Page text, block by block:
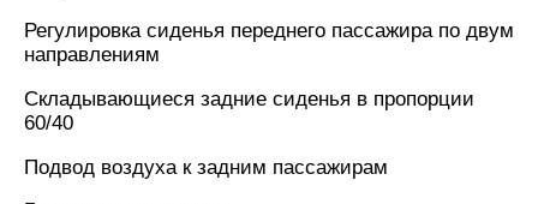
Регулировка сиденья переднего пассажира по двум
направлениям
Складывающиеся задние сиденья в пропорции
60/40
Подвод воздуха к задним пассажирам